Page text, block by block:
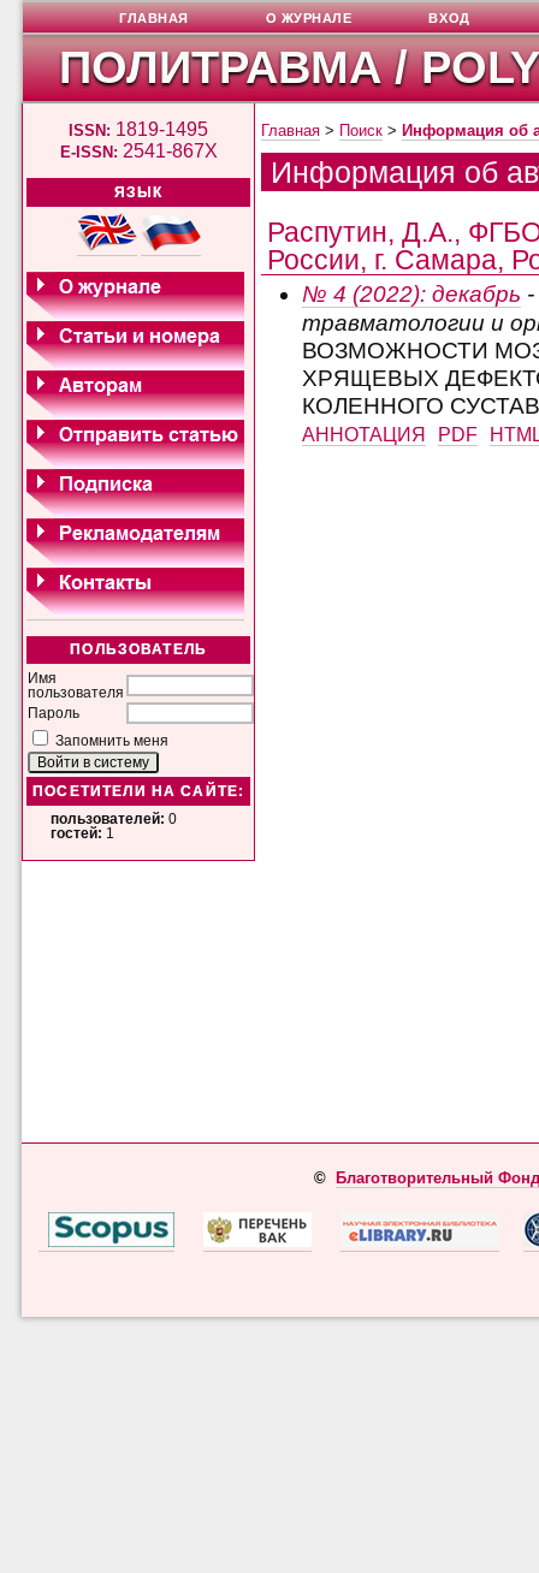
ПОЛИТРАВМА /
ISSN: 1819-1495
E-ISSN: 2541-867X
ЯЗЫК
ПОЛЬЗОВАТЕЛЬ
Имя
пользователя
Пароль
Запомнить меня
ПОСЕТИТЕЛИ НА САЙТЕ:
пользователей: 0
гостей: 1
ГЛАВНАЯ О ЖУРНАЛЕ ВХОД
Главная > Поиск > Информация об
Информация об
Распутин, Д.А.,
России, г. Самара,
№ 4 (2022): декабрь
травматологии и
ВОЗМОЖНОСТИ
ХРЯЩЕВЫХ
КОЛЕННОГО
АННОТАЦИЯ PDF
© Благотворительный